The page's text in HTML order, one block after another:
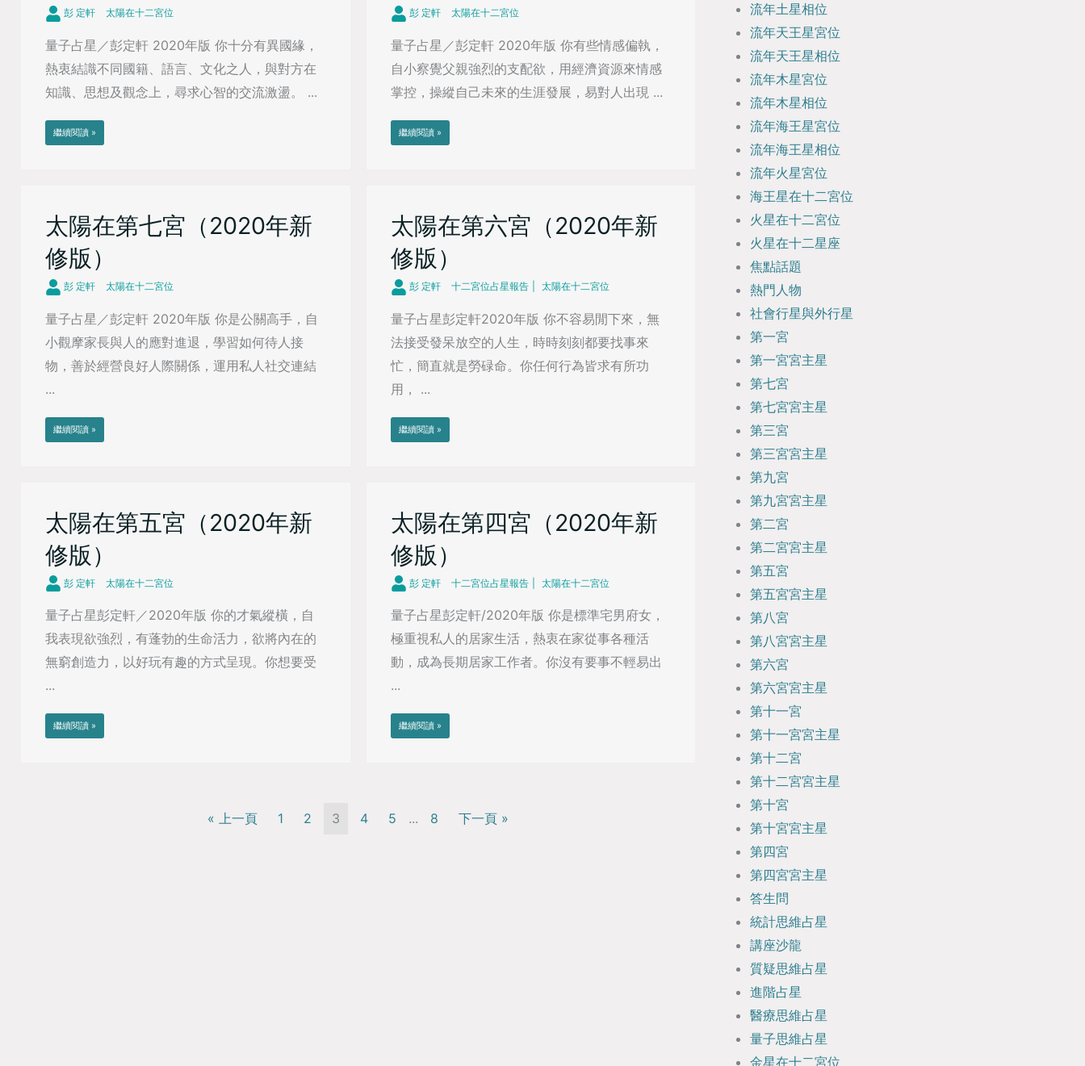
彭 定軒 太陽在十二宮位
量子占星／彭定軒 2020年版 你十分有異國緣，
熱衷結識不同國籍、語言、文化之人，與對方在
知識、思想及觀念上，尋求心智的交流激盪。 ...
繼續閱讀 »
彭 定軒 太陽在十二宮位
量子占星／彭定軒 2020年版 你有些情感偏執，
自小察覺父親強烈的支配欲，用經濟資源來情感
掌控，操縱自己未來的生涯發展，易對人出現 ...
繼續閱讀 »
太陽在第七宮（2020年新
修版）
彭 定軒 太陽在十二宮位
量子占星／彭定軒 2020年版 你是公關高手，自
小觀摩家長與人的應對進退，學習如何待人接
物，善於經營良好人際關係，運用私人社交連結
...
繼續閱讀 »
太陽在第六宮（2020年新
修版）
彭 定軒 十二宮位占星報告 太陽在十二宮位
量子占星彭定軒2020年版 你不容易閒下來，無
法接受發呆放空的人生，時時刻刻都要找事來
忙，簡直就是勞碌命。你任何行為皆求有所功
用， ...
繼續閱讀 »
太陽在第五宮（2020年新
修版）
彭 定軒 太陽在十二宮位
量子占星彭定軒／2020年版 你的才氣縱橫，自
我表現欲強烈，有蓬勃的生命活力，欲將內在的
無窮創造力，以好玩有趣的方式呈現。你想要受
...
繼續閱讀 »
太陽在第四宮（2020年新
修版）
彭 定軒 十二宮位占星報告 太陽在十二宮位
量子占星彭定軒/2020年版 你是標準宅男府女，
極重視私人的居家生活，熱衷在家從事各種活
動，成為長期居家工作者。你沒有要事不輕易出
...
繼續閱讀 »
« 上一頁 1 2 3 4 5 ... 8 下一頁 »
流年土星相位
流年天王星宮位
流年天王星相位
流年木星宮位
流年木星相位
流年海王星宮位
流年海王星相位
流年火星宮位
海王星在十二宮位
火星在十二宮位
火星在十二星座
焦點話題
熱門人物
社會行星與外行星
第一宮
第一宮宮主星
第七宮
第七宮宮主星
第三宮
第三宮宮主星
第九宮
第九宮宮主星
第二宮
第二宮宮主星
第五宮
第五宮宮主星
第八宮
第八宮宮主星
第六宮
第六宮宮主星
第十一宮
第十一宮宮主星
第十二宮
第十二宮宮主星
第十宮
第十宮宮主星
第四宮
第四宮宮主星
答生問
統計思維占星
講座沙龍
質疑思維占星
進階占星
醫療思維占星
量子思維占星
金星在十二宮位